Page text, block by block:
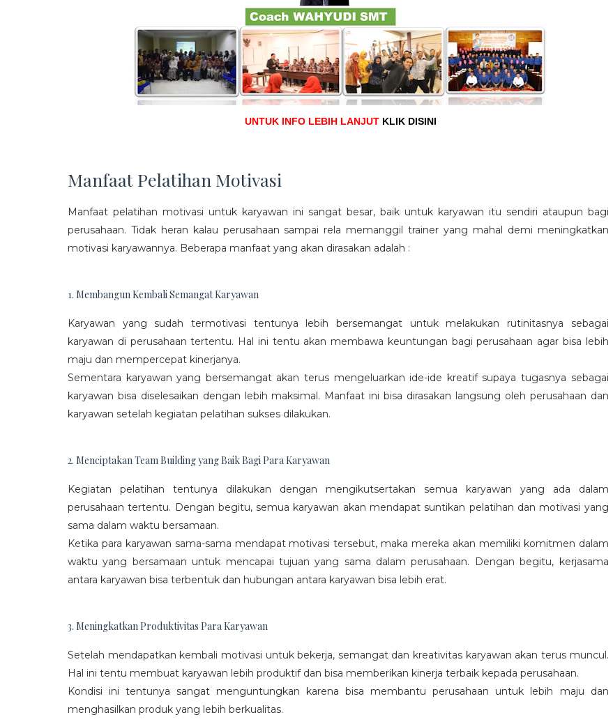
UNTUK INFO LEBIH LANJUT KLIK DISINI
Manfaat Pelatihan Motivasi
Manfaat pelatihan motivasi untuk karyawan ini sangat besar, baik untuk karyawan itu sendiri ataupun bagi
perusahaan. Tidak heran kalau perusahaan sampai rela memanggil trainer yang mahal demi meningkatkan
motivasi karyawannya. Beberapa manfaat yang akan dirasakan adalah :
1. Membangun Kembali Semangat Karyawan
Karyawan yang sudah termotivasi tentunya lebih bersemangat untuk melakukan rutinitasnya sebagai
karyawan di perusahaan tertentu. Hal ini tentu akan membawa keuntungan bagi perusahaan agar bisa lebih
maju dan mempercepat kinerjanya.
Sementara karyawan yang bersemangat akan terus mengeluarkan ide-ide kreatif supaya tugasnya sebagai
karyawan bisa diselesaikan dengan lebih maksimal. Manfaat ini bisa dirasakan langsung oleh perusahaan dan
karyawan setelah kegiatan pelatihan sukses dilakukan.
2. Menciptakan Team Building yang Baik Bagi Para Karyawan
Kegiatan pelatihan tentunya dilakukan dengan mengikutsertakan semua karyawan yang ada dalam
perusahaan tertentu. Dengan begitu, semua karyawan akan mendapat suntikan pelatihan dan motivasi yang
sama dalam waktu bersamaan.
Ketika para karyawan sama-sama mendapat motivasi tersebut, maka mereka akan memiliki komitmen dalam
waktu yang bersamaan untuk mencapai tujuan yang sama dalam perusahaan. Dengan begitu, kerjasama
antara karyawan bisa terbentuk dan hubungan antara karyawan bisa lebih erat.
3. Meningkatkan Produktivitas Para Karyawan
Setelah mendapatkan kembali motivasi untuk bekerja, semangat dan kreativitas karyawan akan terus muncul.
Hal ini tentu membuat karyawan lebih produktif dan bisa memberikan kinerja terbaik kepada perusahaan.
Kondisi ini tentunya sangat menguntungkan karena bisa membantu perusahaan untuk lebih maju dan
menghasilkan produk yang lebih berkualitas.